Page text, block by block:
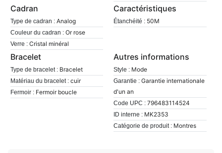
Cadran
Type de cadran : Analog
Couleur du cadran : Or rose
Verre : Cristal minéral
Caractéristiques
Étanchéité : 50M
Bracelet
Type de bracelet : Bracelet
Matériau du bracelet : cuir
Fermoir : Fermoir boucle
Autres informations
Style : Mode
Garantie : Garantie internationale
d'un an
Code UPC : 796483114524
ID interne : MK2353
Catégorie de produit : Montres